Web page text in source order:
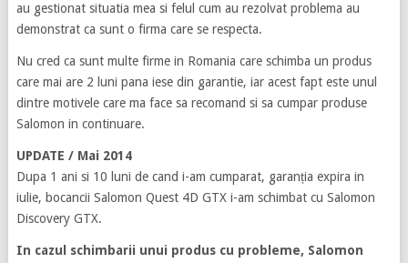
au gestionat situatia mea si felul cum au rezolvat problema au
demonstrat ca sunt o firma care se respecta.
Nu cred ca sunt multe firme in Romania care schimba un produs
care mai are 2 luni pana iese din garantie, iar acest fapt este unul
dintre motivele care ma face sa recomand si sa cumpar produse
Salomon in continuare.
UPDATE / Mai 2014
Dupa 1 ani si 10 luni de cand i-am cumparat, garanția expira in
iulie, bocancii Salomon Quest 4D GTX i-am schimbat cu Salomon
Discovery GTX.
In cazul schimbarii unui produs cu probleme, Salomon